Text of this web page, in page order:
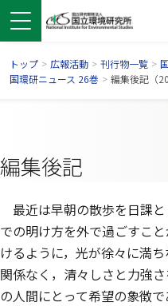
ドウで開きます）
ンドウで開きます）
ウインドウで開きます）
トップ > 広報活動 > 刊行物一覧 >
国環研ニュース 26巻 > 編集後記（
編集後記
最近は早朝の散歩を日課
での明け方を外で過ごすこ
けるように，光が徐々に満
関係なく，清々しさと力強
の人間にとって希望の象徴